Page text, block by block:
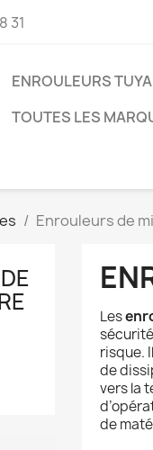
31
ENROULEURS
TOUTES LES
Enrouleurs de
Les
risque.
de
vers la
de